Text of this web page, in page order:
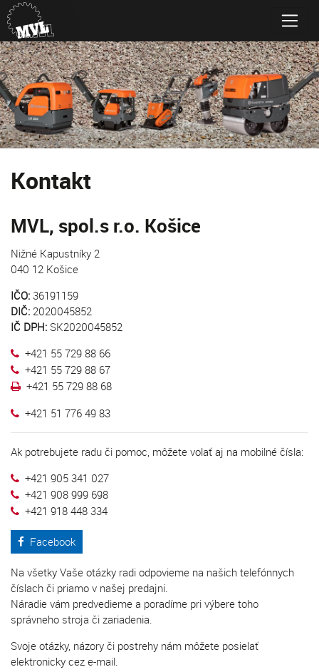
Kontakt
MVL, spol.s r.o. Košice
Nižné Kapustníky 2
040 12 Košice
IČO: 36191159
DIČ: 2020045852
IČ DPH: SK2020045852
+421 55 729 88 66
+421 55 729 88 67
+421 55 729 88 68
+421 51 776 49 83
Ak potrebujete radu či pomoc, môžete volať aj na mobilné čísla:
+421 905 341 027
+421 908 999 698
+421 918 448 334
Facebook
Na všetky Vaše otázky radi odpovieme na našich telefónnych
číslach či priamo v našej predajni.
Náradie vám predvedieme a poradíme pri výbere toho
správneho stroja či zariadenia.
Svoje otázky, názory či postrehy nám môžete posielať
elektronicky cez e-mail.